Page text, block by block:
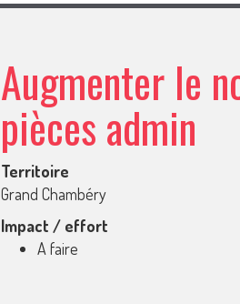
Augmenter le
pièces admin
Territoire
Grand Chambéry
Impact / effort
A faire